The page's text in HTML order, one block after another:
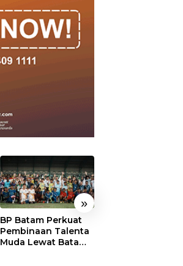
»
BP Batam Perkuat
Pembinaan Talenta
Muda Lewat Batam